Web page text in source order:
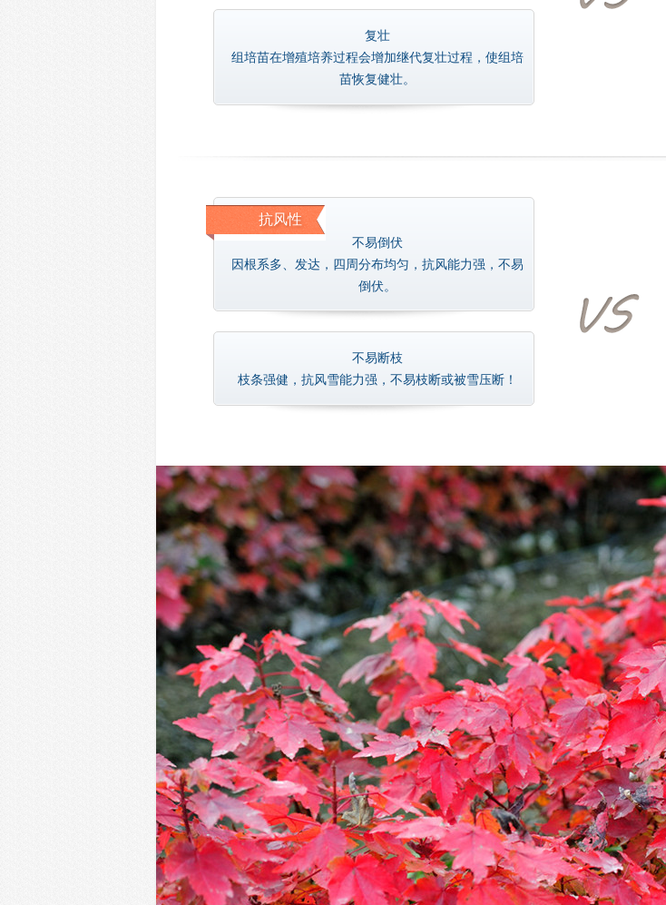
复壮
组培苗在增殖培养过程会增加继代复壮过程，使组培
苗恢复健壮。
抗风性
不易倒伏
因根系多、发达，四周分布均匀，抗风能力强，不易
倒伏。
不易断枝
枝条强健，抗风雪能力强，不易枝断或被雪压断！